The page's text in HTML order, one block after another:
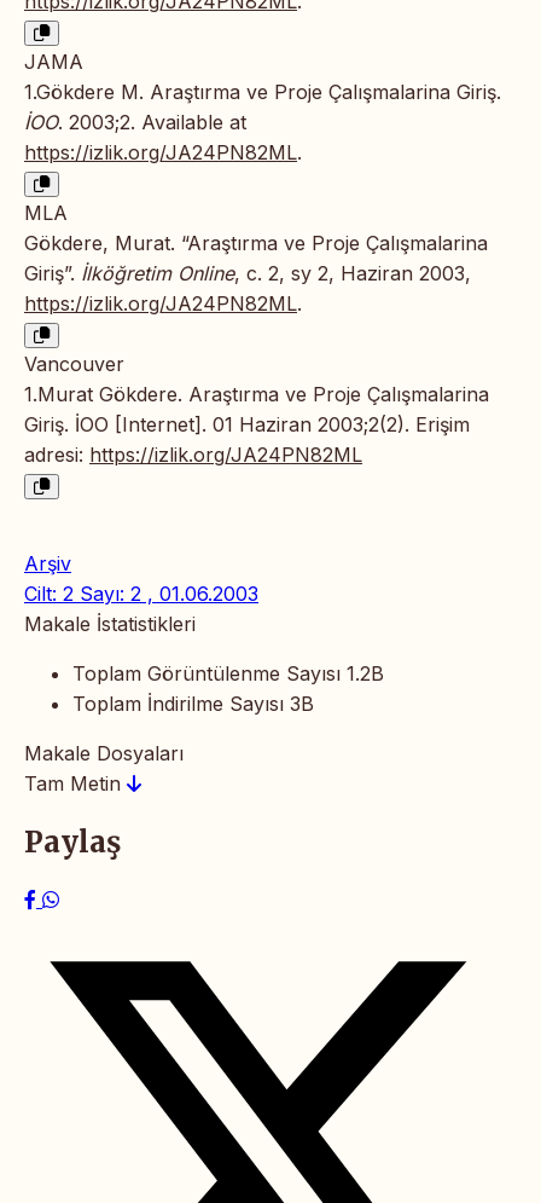
JAMA
1.Gökdere M. Araştırma ve Proje Çalışmalarina Giriş.
İOO. 2003;2. Available at
https://izlik.org/JA24PN82ML.
MLA
Gökdere, Murat. “Araştırma ve Proje Çalışmalarina
Giriş”. İlköğretim Online, c. 2, sy 2, Haziran 2003,
https://izlik.org/JA24PN82ML.
Vancouver
1.Murat Gökdere. Araştırma ve Proje Çalışmalarina
Giriş. İOO [Internet]. 01 Haziran 2003;2(2). Erişim
adresi: https://izlik.org/JA24PN82ML
Arşiv
Cilt: 2 Sayı: 2 , 01.06.2003
Makale İstatistikleri
Toplam Görüntülenme Sayısı 1.2B
Toplam İndirilme Sayısı 3B
Makale Dosyaları
Tam Metin
Paylaş